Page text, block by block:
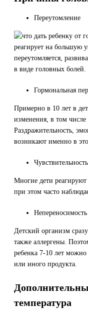
Переутомление
реагирует на большую
переутомляется,
в виде головных болей.
Гормональная
Примерно в 10 лет в
изменения, в том
Раздражительность,
возникают именно в
Многие дети
при этом часто
Детский организм
также аллергены.
ребенка 7-10 лет
или иного продукта.
температура